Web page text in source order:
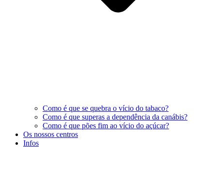
Como é que se quebra o vício do tabaco?
Como é que superas a dependência da canábis?
Como é que pões fim ao vício do açúcar?
Os nossos centros
Infos